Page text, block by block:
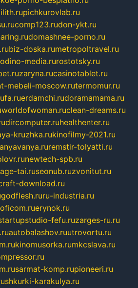
pichkurovlab.ru
comp123.rudon-ykt.ru
domashnee-porno.ru
biz-doska.rumetropoltravel.ru
media.rurostotsky.ru
zaryna.rucasinotablet.ru
mebeli-moscow.rutermomur.ru
erdamchi.rudoramamama.ru
worldofwoman.ruclean-dreams.ru
dircomputer.ruhealthenter.ru
kruzhka.rukinofilmy-2021.ru
remstir-tolyatti.ru
newtech-spb.ru
tai.ruseonub.ruzvonitut.ru
download.ru
godflesh.ruru-industria.ru
erynok.ru
fefu.ruzarges-ru.ru
autobalashov.ruutrovortu.ru
kinomusorka.rumkcslava.ru
sarmat-komp.rupioneeri.ru
shkurki-karakulya.ru